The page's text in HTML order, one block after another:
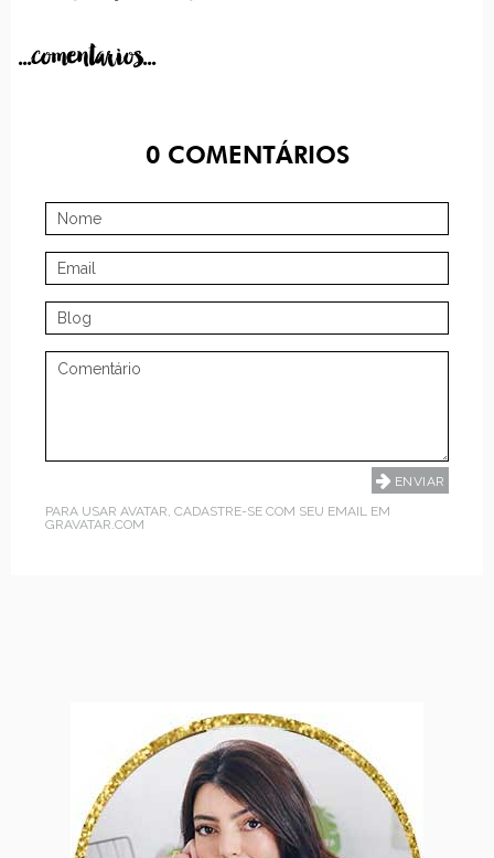
...comentarios...
0COMENTÁRIOS
PARA USAR AVATAR, CADASTRE-SE COM SEU EMAIL EM
GRAVATAR.COM